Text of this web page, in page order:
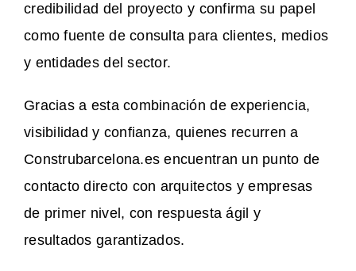
credibilidad del proyecto y confirma su papel
como fuente de consulta para clientes, medios
y entidades del sector.
Gracias a esta combinación de experiencia,
visibilidad y confianza, quienes recurren a
Construbarcelona.es encuentran un punto de
contacto directo con arquitectos y empresas
de primer nivel, con respuesta ágil y
resultados garantizados.